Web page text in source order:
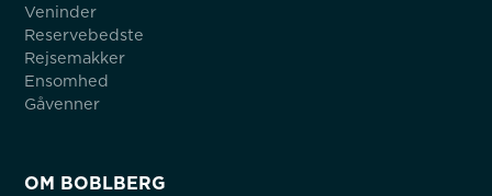
Veninder
Reservebedste
Rejsemakker
Ensomhed
Gåvenner
OM BOBLBERG